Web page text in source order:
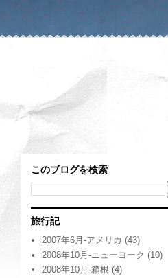
このブログを検索
旅行記
2007年6月-アメリカ (43)
2008年10月-ニューヨーク (10)
2008年10月-箱根 (4)